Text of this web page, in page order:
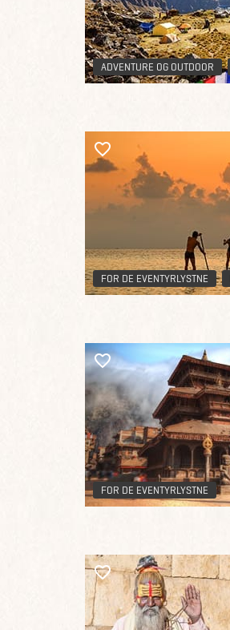
ADVENTURE OG OUTDOOR
FOR DE EVENTYRLYSTNE
FOR DE EVENTYRLYSTNE